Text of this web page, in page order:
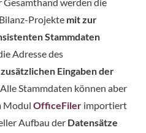
Projekte mit zur
Stammdaten
Adresse des
Eingaben der
Stammdaten können aber
Modul OfficeFiler importiert
Aufbau der Datensätze